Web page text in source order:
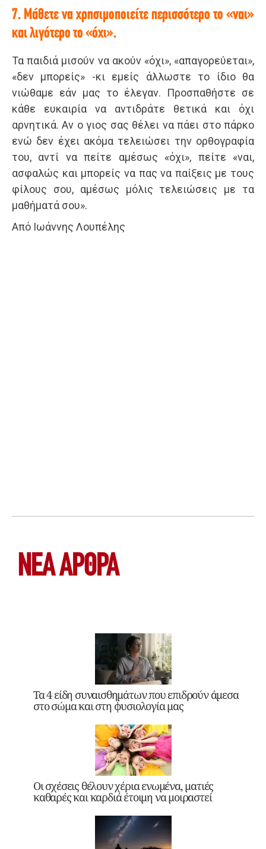
7. Μάθετε να χρησιμοποιείτε περισσότερο το «ναι»
και λιγότερο το «όχι».
Τα παιδιά μισούν να ακούν «όχι», «απαγορεύεται»,
«δεν μπορείς» -κι εμείς άλλωστε το ίδιο θα
νιώθαμε εάν μας το έλεγαν. Προσπαθήστε σε
κάθε ευκαιρία να αντιδράτε θετικά και όχι
αρνητικά. Αν ο γιος σας θέλει να πάει στο πάρκο
ενώ δεν έχει ακόμα τελειώσει την ορθογραφία
του, αντί να πείτε αμέσως «όχι», πείτε «ναι,
ασφαλώς και μπορείς να πας να παίξεις με τους
φίλους σου, αμέσως μόλις τελειώσεις με τα
μαθήματά σου».
Από Ιωάννης Λουπέλης
ΝΕΑ ΆΡΘΡΑ
Τα 4 είδη συναισθημάτων που επιδρούν άμεσα
στο σώμα και στη φυσιολογία μας
Οι σχέσεις θέλουν χέρια ενωμένα, ματιές
καθαρές και καρδιά έτοιμη να μοιραστεί